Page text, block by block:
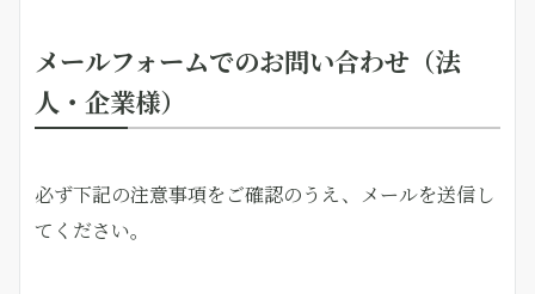
メールフォームでのお問い合わせ（法
人・企業様）
必ず下記の注意事項をご確認のうえ、メールを送信し
てください。